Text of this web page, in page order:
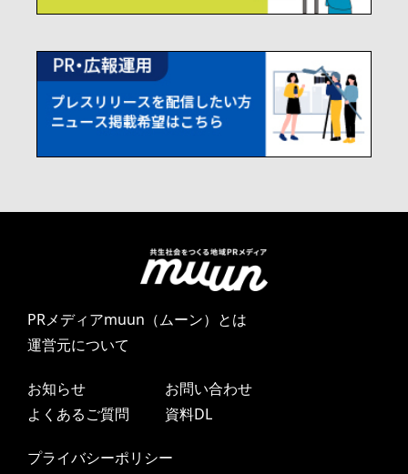
PRメディアmuun（ムーン）とは
運営元について
お知らせ
よくあるご質問
お問い合わせ
資料DL
プライバシーポリシー